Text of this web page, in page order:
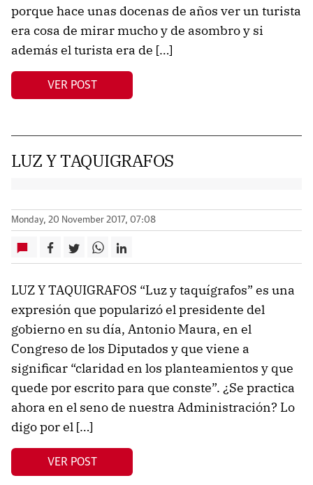
porque hace unas docenas de años ver un turista
era cosa de mirar mucho y de asombro y si
además el turista era de […]
VER POST
LUZ Y TAQUIGRAFOS
Monday, 20 November 2017, 07:08
LUZ Y TAQUIGRAFOS “Luz y taquígrafos” es una
expresión que popularizó el presidente del
gobierno en su día, Antonio Maura, en el
Congreso de los Diputados y que viene a
significar “claridad en los planteamientos y que
quede por escrito para que conste”. ¿Se practica
ahora en el seno de nuestra Administración? Lo
digo por el […]
VER POST